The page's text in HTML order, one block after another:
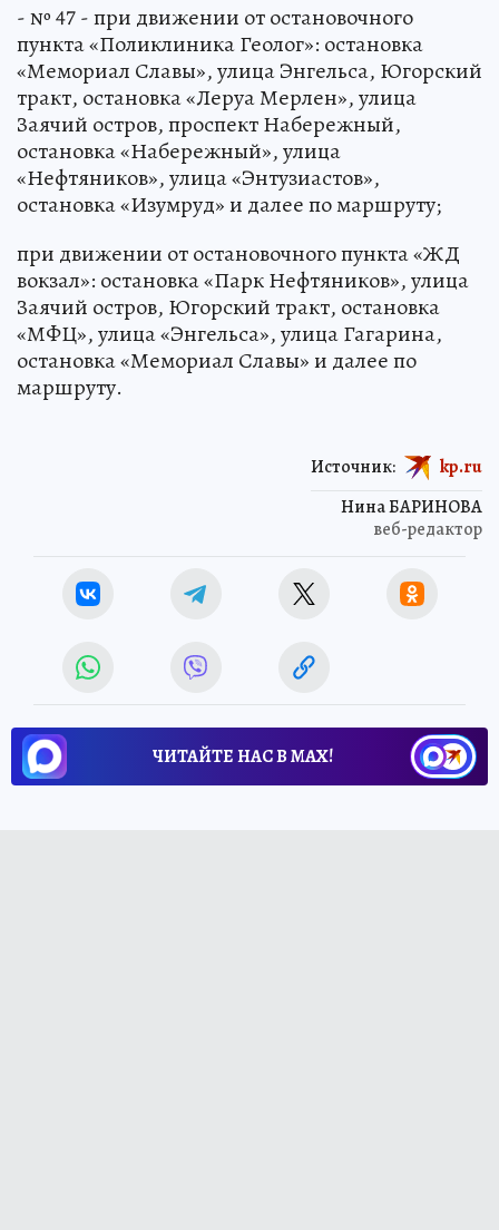
- № 47 - при движении от остановочного
пункта «Поликлиника Геолог»: остановка
«Мемориал Славы», улица Энгельса, Югорский
тракт, остановка «Леруа Мерлен», улица
Заячий остров, проспект Набережный,
остановка «Набережный», улица
«Нефтяников», улица «Энтузиастов»,
остановка «Изумруд» и далее по маршруту;
при движении от остановочного пункта «ЖД
вокзал»: остановка «Парк Нефтяников», улица
Заячий остров, Югорский тракт, остановка
«МФЦ», улица «Энгельса», улица Гагарина,
остановка «Мемориал Славы» и далее по
маршруту.
Нина БАРИНОВА
веб-редактор
Источник: kp.ru
ЧИТАЙТЕ НАС В МАХ!